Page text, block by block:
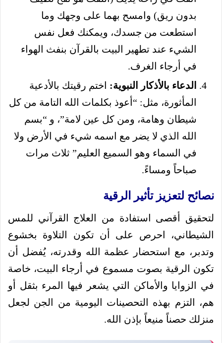
بدون ريق) وامسح بهما على وجهك وما
استطعت من جسدك، ويمكنك فعل نفس
الشيء عند تطهير البيت بالقرآن بنفث الهواء
في أرجاء الغرف.
الدعاء بالأذكار النبوية: اختم رقيتك بالأدعية
المأثورة، مثل: “أعوذ بكلمات الله التامة من كل
شيطان وهامة، ومن كل عين لامة”، و “بسم
الله الذي لا يضر مع اسمه شيء في الأرض ولا
في السماء وهو السميع العليم” ثلاث مرات
صباحاً ومساءً.
نصائح لتعزيز تأثير الرقية
لتحقيق أقصى استفادة من العلاج القرآني للمس
الشيطاني، احرص على أن تكون التلاوة بخشوع
وتدبر، مع استحضار عظمة الله وقدرته، يُفضل أن
تكون الرقية بصوت مسموع في أرجاء البيت، خاصة
في الزوايا والأماكن التي يشعر فيها المرء بثقل أو
هم، التزم بهذه التحصينات اليومية من الجن لجعل
منزلك حصناً منيعاً بإذن الله.